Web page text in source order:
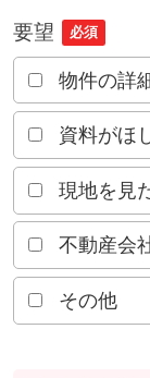
要望 必須
物件の詳
資料がほ
現地を見
不動産会
その他